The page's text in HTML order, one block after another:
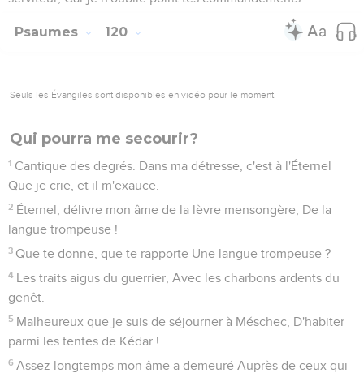
Psaumes 120
Seuls les Évangiles sont disponibles en vidéo pour le moment.
Qui pourra me secourir?
1 Cantique des degrés. Dans ma détresse, c'est à l'Éternel
Que je crie, et il m'exauce.
2 Éternel, délivre mon âme de la lèvre mensongère, De la
langue trompeuse !
3 Que te donne, que te rapporte Une langue trompeuse ?
4 Les traits aigus du guerrier, Avec les charbons ardents du
genêt.
5 Malheureux que je suis de séjourner à Méschec, D'habiter
parmi les tentes de Kédar !
6 Assez longtemps mon âme a demeuré Auprès de ceux qui